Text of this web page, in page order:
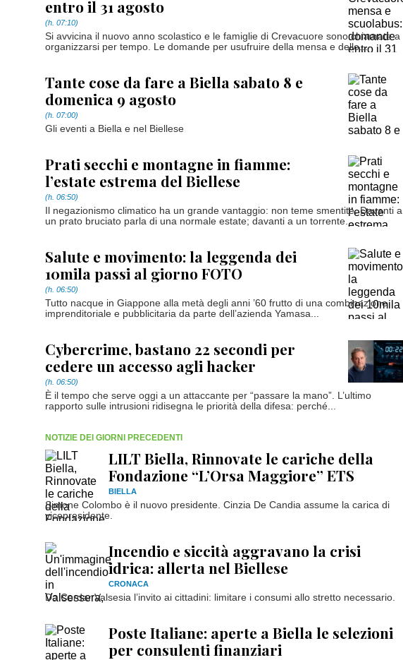
entro il 31 agosto
(h. 07:10)
Si avvicina il nuovo anno scolastico e le famiglie di Crevacuore sono chiamate a
organizzarsi per tempo. Le domande per usufruire della mensa e dello...
Tante cose da fare a Biella sabato 8 e
domenica 9 agosto
(h. 07:00)
Gli eventi a Biella e nel Biellese
Prati secchi e montagne in fiamme:
l’estate estrema del Biellese
(h. 06:50)
Il negazionismo climatico ha un grande vantaggio: non teme smentite. Davanti a
un prato bruciato parla di una normale estate; davanti a un torrente...
Salute e movimento: la leggenda dei
10mila passi al giorno FOTO
(h. 06:50)
Tutto nacque in Giappone alla metà degli anni ’60 frutto di una combinazione
imprenditoriale e pubblicitaria da parte dell’azienda Yamasa...
Cybercrime, bastano 22 secondi per
cedere un accesso agli hacker
(h. 06:50)
È il tempo che serve oggi a un attaccante per “passare la mano”. L’ultimo
rapporto sulle intrusioni ridisegna le priorità della difesa: perché...
NOTIZIE DEI GIORNI PRECEDENTI
LILT Biella, Rinnovate le cariche della
Fondazione “L’Orsa Maggiore” ETS
BIELLA
Simone Colombo è il nuovo presidente. Cinzia De Candia assume la carica di
vicepresidente.
Incendio e siccità aggravano la crisi
idrica: allerta nel Biellese
CRONACA
Da Cordar Valsesia l’invito ai cittadini: limitare i consumi allo stretto necessario.
Poste Italiane: aperte a Biella le selezioni
per consulenti finanziari